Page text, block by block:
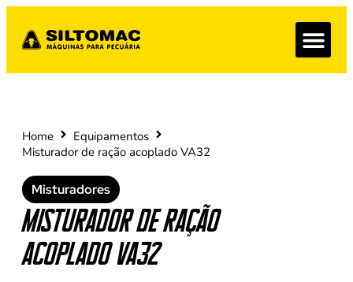
Home
Equipamentos
Misturador de ração acoplado VA32
Misturadores
Misturador de ração
acoplado VA32